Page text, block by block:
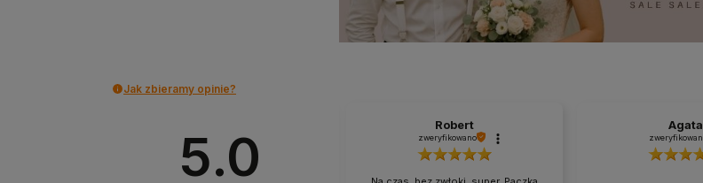
Jak zbieramy opinie?
5.0
zweryfikowano
Robert
zweryfikowano
Agata